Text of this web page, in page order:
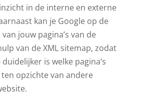
in de interne en externe
kan je Google op de
jouw pagina’s van de
van de XML sitemap, zodat
is welke pagina’s
opzichte van andere